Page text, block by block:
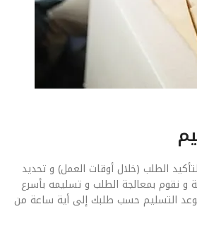
الطلب (خلال أوقات العمل) و تحديد
و نقوم بمعالجة الطلب و تسليمه بأسرع
التسليم حسب طلبك إلى أية ساعة من